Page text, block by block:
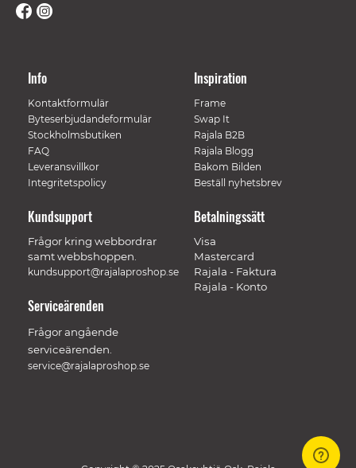
Info
Kontaktformulär
Byteserbjudandeformulär
Stockholmsbutiken
FAQ
Leveransvillkor
Integritetspolicy
Inspiration
Frame
Swap It
Rajala B2B
Rajala Blogg
Bakom Bilden
Beställ nyhetsbrev
Betalningssätt
Visa
Mastercard
Rajala - Faktura
Rajala - Konto
Kundsupport
Frågor kring webbordrar
samt webbshoppen.
kundsupport@rajalaproshop.se
Serviceärenden
Frågor angående
serviceärenden.
service@rajalaproshop.se